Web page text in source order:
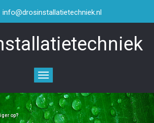
info@drosinstallatietechniek.nl
Toggle
navigation
op?